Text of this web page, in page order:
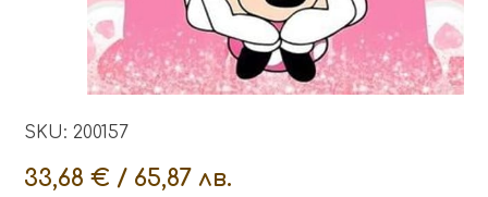
SKU: 200157
33,68 € / 65,87 лв.